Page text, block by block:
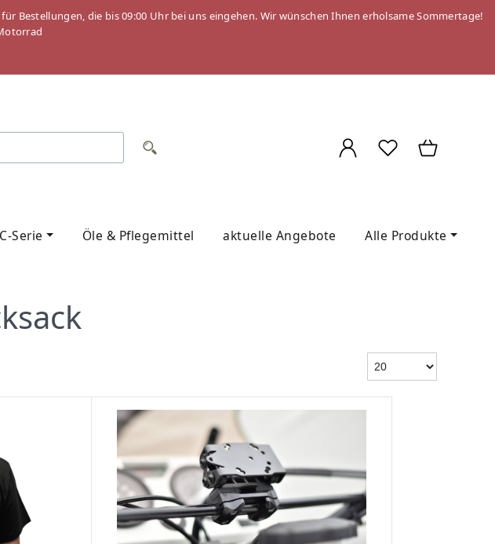
Bestellungen, die bis 09:00 Uhr bei uns eingehen. Wir wünschen Ihnen erholsame Sommertage!
Serie Öle & Pflegemittel aktuelle Angebote Alle Produkte